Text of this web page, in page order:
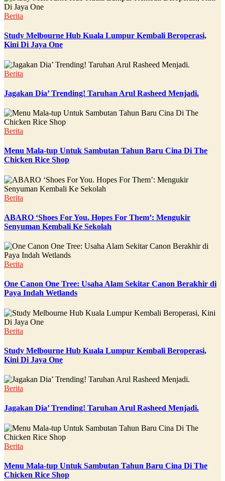
Berita
Study Melbourne Hub Kuala Lumpur Kembali Beroperasi,
Kini Di Jaya One
Berita
Jagakan Dia’ Trending! Taruhan Arul Rasheed Menjadi.
Berita
Menu Mala-tup Untuk Sambutan Tahun Baru Cina Di The
Chicken Rice Shop
Berita
ABARO ‘Shoes For You. Hopes For Them’: Mengukir
Senyuman Kembali Ke Sekolah
Berita
One Canon One Tree: Usaha Alam Sekitar Canon Berakhir di
Paya Indah Wetlands
Berita
Study Melbourne Hub Kuala Lumpur Kembali Beroperasi,
Kini Di Jaya One
Berita
Jagakan Dia’ Trending! Taruhan Arul Rasheed Menjadi.
Berita
Menu Mala-tup Untuk Sambutan Tahun Baru Cina Di The
Chicken Rice Shop